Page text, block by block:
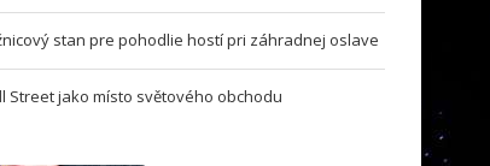
stan pre pohodlie hostí pri záhradnej oslave
Street jako místo světového obchodu